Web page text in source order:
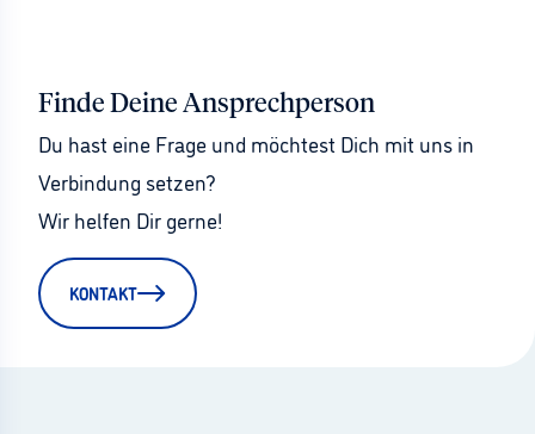
Finde Deine Ansprechperson
Du hast eine Frage und möchtest Dich mit uns in
Verbindung setzen?
Wir helfen Dir gerne!
KONTAKT